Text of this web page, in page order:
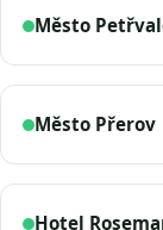
Město
Město Přerov
Hotel